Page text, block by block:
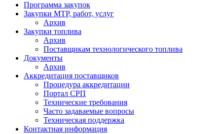
Программа закупок
Закупки МТР, работ, услуг
Архив
Закупки топлива
Архив
Поставщикам технологического топлива
Документы
Архив
Аккредитация поставщиков
Процедура аккредитации
Портал СРП
Технические требования
Часто задаваемые вопросы
Техническая поддержка
Контактная информация